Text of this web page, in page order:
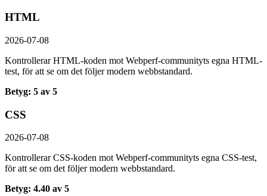
HTML
2026-07-08
Kontrollerar HTML-koden mot Webperf-communityts egna HTML-
test, för att se om det följer modern webbstandard.
Betyg: 5 av 5
CSS
2026-07-08
Kontrollerar CSS-koden mot Webperf-communityts egna CSS-test,
för att se om det följer modern webbstandard.
Betyg: 4.40 av 5